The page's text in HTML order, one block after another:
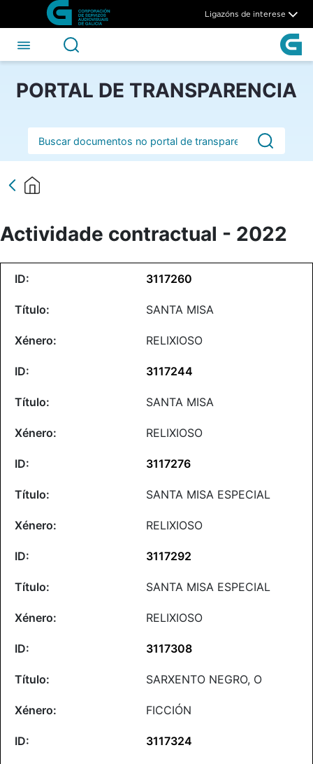
Skip to Main Content
Actividade contractual -
Ligazóns de interese
PORTAL DE TRANSPARENCIA
Barra de busca
Actividade contractual - 2022
3117260
SANTA MISA
RELIXIOSO
3117244
SANTA MISA
RELIXIOSO
3117276
SANTA MISA ESPECIAL
RELIXIOSO
3117292
SANTA MISA ESPECIAL
RELIXIOSO
3117308
SARXENTO NEGRO, O
FICCIÓN
3117324